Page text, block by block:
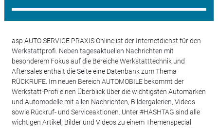
asp AUTO SERVICE PRAXIS Online ist der Internetdienst für den
Werkstattprofi. Neben tagesaktuellen Nachrichten mit
besonderem Fokus auf die Bereiche Werkstatttechnik und
Aftersales enthält die Seite eine Datenbank zum Thema
RÜCKRUFE. Im neuen Bereich AUTOMOBILE bekommt der
Werkstatt-Profi einen Überblick über die wichtigsten Automarken
und Automodelle mit allen Nachrichten, Bildergalerien, Videos
sowie Rückruf- und Serviceaktionen. Unter #HASHTAG sind alle
wichtigen Artikel, Bilder und Videos zu einem Themenspecial